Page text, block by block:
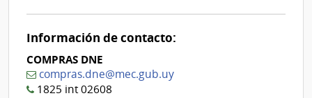
0
Información de contacto:
COMPRAS DNE
compras.dne@mec.gub.uy
1825 int 02608